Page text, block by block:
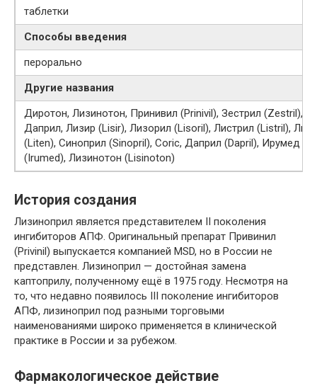
таблетки
Способы введения
перорально
Другие названия
Диротон, Лизинотон, Принивил (Prinivil), Зестрил (Zestril),
Даприл, Лизир (Lisir), Лизорил (Lisoril), Листрил (Listril),
(Liten), Синоприл (Sinopril), Coric, Даприл (Dapril), Ирумед
(Irumed), Лизинотон (Lisinoton)
История создания
Лизиноприл является представителем II поколения
ингибиторов АПФ. Оригинальный препарат Привинил
(Privinil) выпускается компанией MSD, но в России не
представлен. Лизиноприл — достойная замена
каптоприлу, полученному ещё в 1975 году. Несмотря на
то, что недавно появилось III поколение ингибиторов
АПФ, лизиноприл под разными торговыми
наименованиями широко применяется в клинической
практике в России и за рубежом.
Фармакологическое действие